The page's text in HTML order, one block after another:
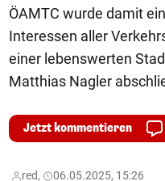
ÖAMTC wurde damit
Interessen aller
einer lebenswerten
Matthias Nagler
Jetzt kommentieren
red, 06.05.2025, 15:26